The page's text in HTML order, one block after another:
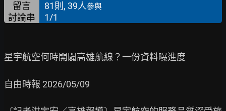
留言
81則, 39人參與
討論串 1/1
星宇航空何時開闢高雄航線？一份資料曝進度
自由時報 2026/05/09